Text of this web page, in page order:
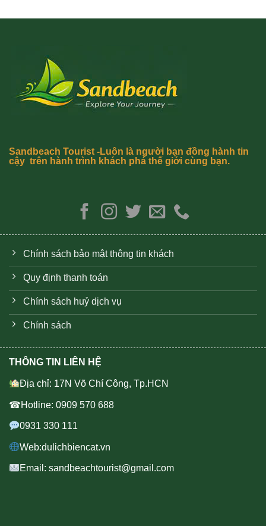
Sandbeach Tourist -Luôn là người bạn đồng hành tin
cậy trên hành trình khách phá thế giới cùng bạn.
Chính sách bảo mật thông tin khách
Quy định thanh toán
Chính sách huỷ dịch vụ
Chính sách
THÔNG TIN LIÊN HỆ
Địa chỉ: 17N Võ Chí Công, Tp.HCN
☎Hotline: 0909 570 688
0931 330 111
Web:dulichbiencat.vn
Email: sandbeachtourist@gmail.com